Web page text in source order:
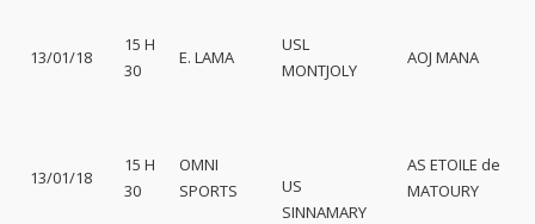
13/01/18
15 H
30
E. LAMA
USL
MONTJOLY
AOJ MANA
13/01/18
15 H
30
OMNI
SPORTS
US
SINNAMARY
AS ETOILE de
MATOURY